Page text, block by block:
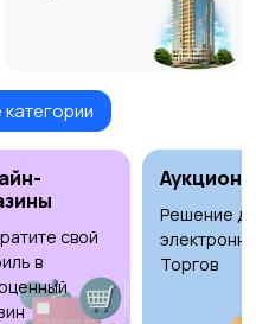
Услуги
Электроника
свой
в
Аукционы
Решение
Торгов